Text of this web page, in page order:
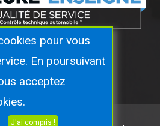
De Vous
pour vous
En poursuivant
acceptez
J'ai compris !